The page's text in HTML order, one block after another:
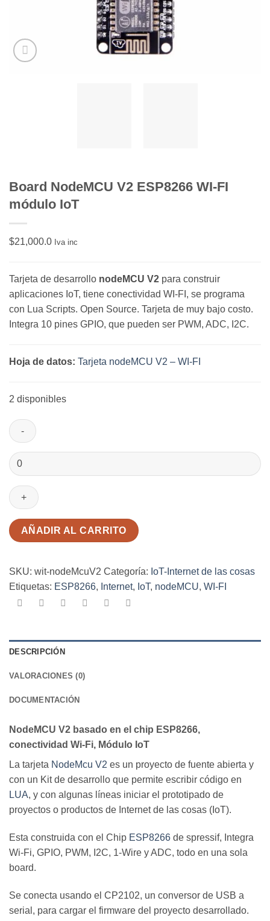
Board NodeMCU V2 ESP8266 WI-FI
módulo IoT
$21,000.0 Iva inc
Tarjeta de desarrollo nodeMCU V2 para construir
aplicaciones IoT, tiene conectividad WI-FI, se programa
con Lua Scripts. Open Source. Tarjeta de muy bajo costo.
Integra 10 pines GPIO, que pueden ser PWM, ADC, I2C.
Hoja de datos: Tarjeta nodeMCU V2 – WI-FI
2 disponibles
Board
NodeMCU
V2
ESP8266
FI
módulo
cantidad
AÑADIR AL CARRITO
SKU: wit-nodeMcuV2 Categoría: IoT-Internet de las cosas
Etiquetas: ESP8266, Internet, IoT, nodeMCU, WI-FI
DESCRIPCIÓN
VALORACIONES (0)
DOCUMENTACIÓN
NodeMCU V2 basado en el chip ESP8266,
conectividad Wi-Fi, Módulo IoT
La tarjeta NodeMcu V2 es un proyecto de fuente abierta y
con un Kit de desarrollo que permite escribir código en
LUA, y con algunas líneas iniciar el prototipado de
proyectos o productos de Internet de las cosas (IoT).
Esta construida con el Chip ESP8266 de spressif, Integra
Wi-Fi, GPIO, PWM, I2C, 1-Wire y ADC, todo en una sola
board.
Se conecta usando el CP2102, un conversor de USB a
serial, para cargar el firmware del proyecto desarrollado.